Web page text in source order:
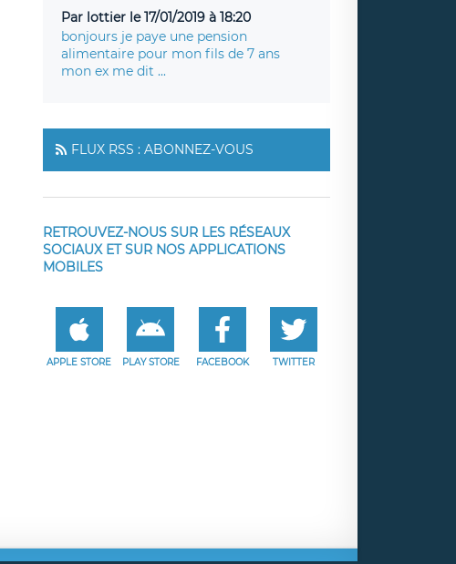
Par lottier le 17/01/2019 à 18:20
bonjours je paye une pension
alimentaire pour mon fils de 7 ans
mon ex me dit ...
FLUX RSS : ABONNEZ-VOUS
RETROUVEZ-NOUS SUR LES RÉSEAUX
SOCIAUX ET SUR NOS APPLICATIONS
MOBILES
APPLE STORE PLAY STORE FACEBOOK TWITTER